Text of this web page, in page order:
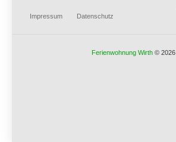
Impressum Datenschutz
Ferienwohnung Wirth© 2026